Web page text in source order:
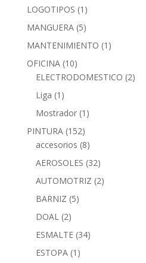
LOGOTIPOS (1)
MANGUERA (5)
MANTENIMIENTO (1)
OFICINA (10)
ELECTRODOMESTICO (2)
Liga (1)
Mostrador (1)
PINTURA (152)
accesorios (8)
AEROSOLES (32)
AUTOMOTRIZ (2)
BARNIZ (5)
DOAL (2)
ESMALTE (34)
ESTOPA (1)